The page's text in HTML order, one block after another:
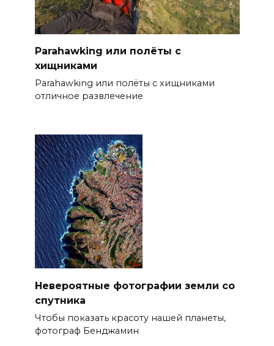
Parahawking или полёты с
хищниками
Parahawking или полёты с хищниками
отличное развлечение
Невероятные фотографии земли со
спутника
Чтобы показать красоту нашей планеты,
фотограф Бенджамин